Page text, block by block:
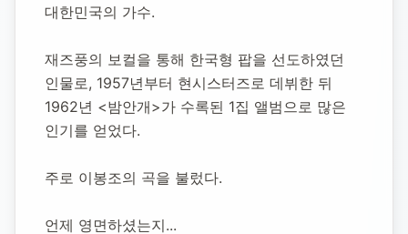
1938년 1월 28일-
85,851
대한민국의 가수.
재즈풍의 보컬을 통해 한국형 팝을 선도하였던
인물로, 1957년부터 현시스터즈로 데뷔한 뒤
1962년 <밤안개>가 수록된 1집 앨범으로 많은
인기를 얻었다.
주로 이봉조의 곡을 불렀다.
언제 영면하셨는지...